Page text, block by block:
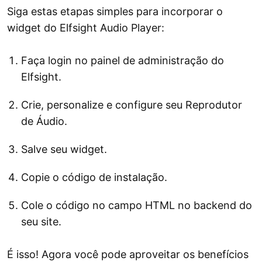
Siga estas etapas simples para incorporar o
widget do Elfsight Audio Player:
Faça login no painel de administração do
Elfsight.
Crie, personalize e configure seu Reprodutor
de Áudio.
Salve seu widget.
Copie o código de instalação.
Cole o código no campo HTML no backend do
seu site.
É isso! Agora você pode aproveitar os benefícios